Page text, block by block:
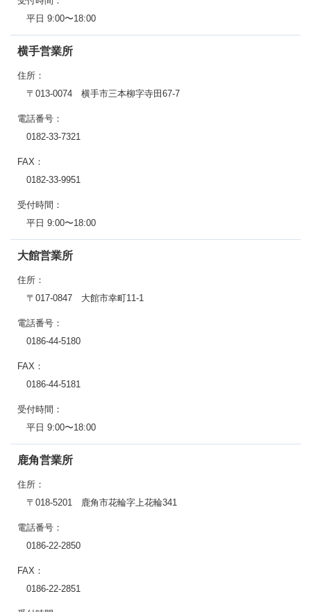
平日 9:00〜18:00
横手営業所
住所：
〒013-0074 横手市三本柳字寺田67-7
電話番号：
0182-33-7321
FAX：
0182-33-9951
受付時間：
平日 9:00〜18:00
大館営業所
住所：
〒017-0847 大館市幸町11-1
電話番号：
0186-44-5180
FAX：
0186-44-5181
受付時間：
平日 9:00〜18:00
鹿角営業所
住所：
〒018-5201 鹿角市花輪字上花輪341
電話番号：
0186-22-2850
FAX：
0186-22-2851